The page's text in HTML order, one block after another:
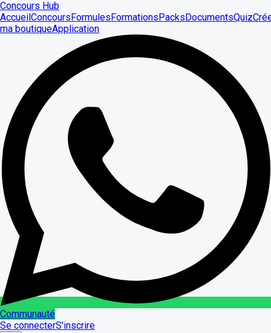
Concours Hub
AccueilConcoursFormulesFormationsPacksDocumentsQuiz
ma boutiqueApplication
Communauté
Se connecterS'inscrire